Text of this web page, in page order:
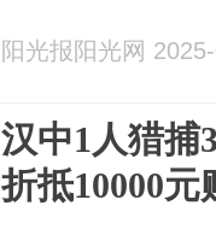
阳光报阳光网
汉中1人猎捕
折抵10000元